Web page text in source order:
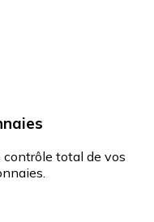
contrôle total de vos